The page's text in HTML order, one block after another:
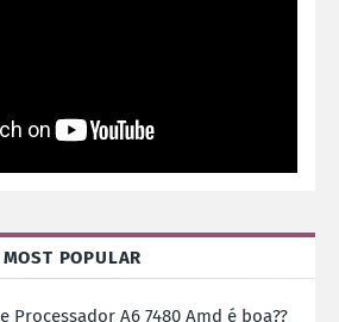
MOST POPULAR
Processador A6 7480 Amd é boa??